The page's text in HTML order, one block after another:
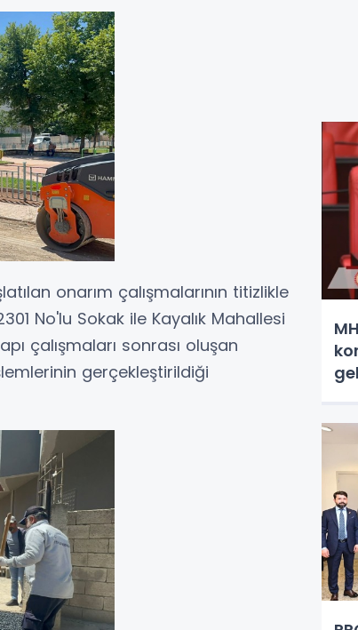
onarım çalışmalarının titizlikle
No'lu Sokak ile Kayalık Mahallesi
çalışmaları sonrası oluşan
gerçekleştirildiği